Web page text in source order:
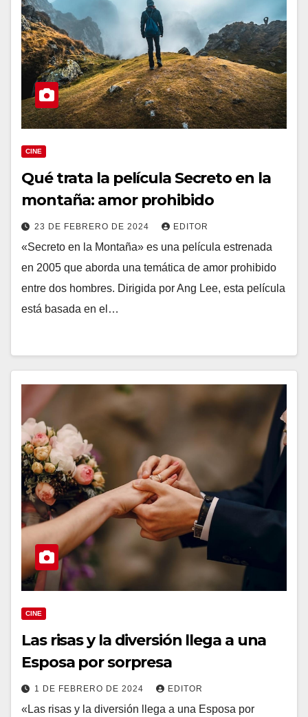
CINE
Qué trata la película Secreto en la
montaña: amor prohibido
23 DE FEBRERO DE 2024 EDITOR
«Secreto en la Montaña» es una película estrenada
en 2005 que aborda una temática de amor prohibido
entre dos hombres. Dirigida por Ang Lee, esta película
está basada en el…
CINE
Las risas y la diversión llega a una
Esposa por sorpresa
1 DE FEBRERO DE 2024 EDITOR
«Las risas y la diversión llega a una Esposa por